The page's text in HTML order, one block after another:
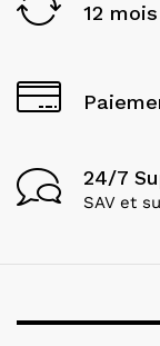
12
24/7
SAV et